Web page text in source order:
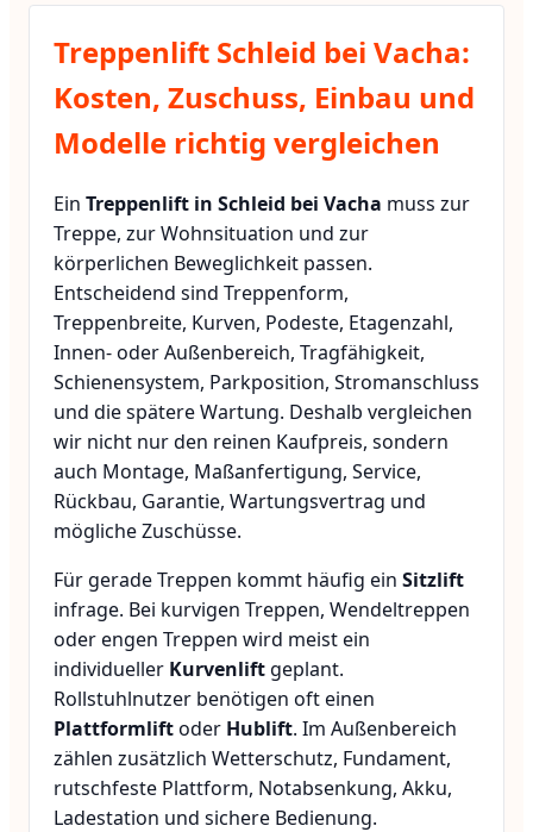
Treppenlift Schleid bei Vacha:
Kosten, Zuschuss, Einbau und
Modelle richtig vergleichen
Ein Treppenlift in Schleid bei Vacha muss zur
Treppe, zur Wohnsituation und zur
körperlichen Beweglichkeit passen.
Entscheidend sind Treppenform,
Treppenbreite, Kurven, Podeste, Etagenzahl,
Innen- oder Außenbereich, Tragfähigkeit,
Schienensystem, Parkposition, Stromanschluss
und die spätere Wartung. Deshalb vergleichen
wir nicht nur den reinen Kaufpreis, sondern
auch Montage, Maßanfertigung, Service,
Rückbau, Garantie, Wartungsvertrag und
mögliche Zuschüsse.
Für gerade Treppen kommt häufig ein Sitzlift
infrage. Bei kurvigen Treppen, Wendeltreppen
oder engen Treppen wird meist ein
individueller Kurvenlift geplant.
Rollstuhlnutzer benötigen oft einen
Plattformliftoder Hublift. Im Außenbereich
zählen zusätzlich Wetterschutz, Fundament,
rutschfeste Plattform, Notabsenkung, Akku,
Ladestation und sichere Bedienung.